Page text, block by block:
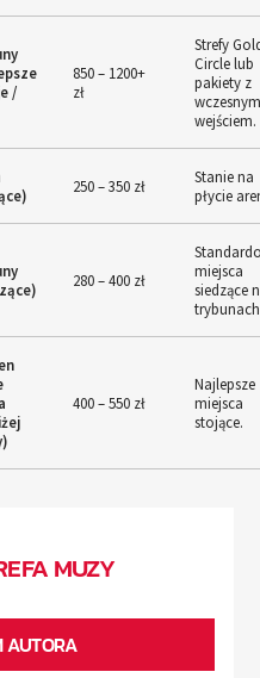
/
850 – 1200+
zł
Strefy
Circle lub
pakiety z
wejściem.
250 – 350 zł
Stanie na
płycie
280 – 400 zł
miejsca
siedzące
400 – 550 zł
Najlepsze
miejsca
stojące.
MUZY
AUTORA